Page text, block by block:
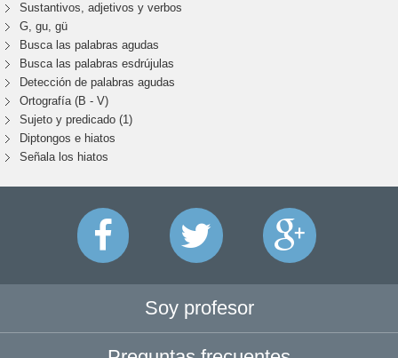
Sustantivos, adjetivos y verbos
G, gu, gü
Busca las palabras agudas
Busca las palabras esdrújulas
Detección de palabras agudas
Ortografía (B - V)
Sujeto y predicado (1)
Diptongos e hiatos
Señala los hiatos
Soy profesor